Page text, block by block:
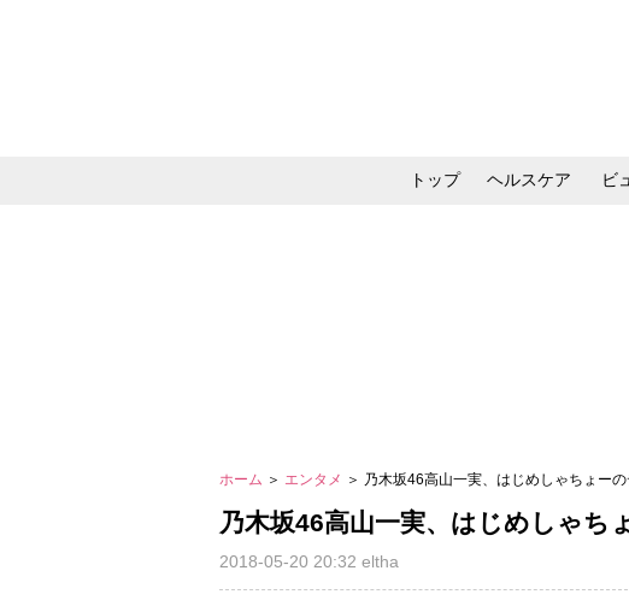
トップ ヘルスケア ビ
ホーム ＞ エンタメ ＞ 乃木坂46高山一実、はじめしゃちょー
乃木坂46高山一実、はじめしゃち
2018-05-20 20:32 eltha